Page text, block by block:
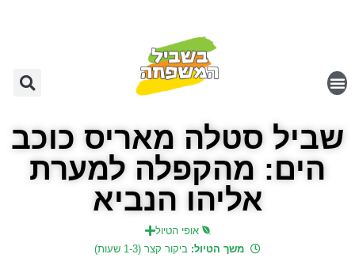
שביל סטלה מאריס כוכב
הים: מהקפלה למערת
אליהו הנביא
אופי הטיול
משך הטיול: ביקור קצר (1-3 שעות)